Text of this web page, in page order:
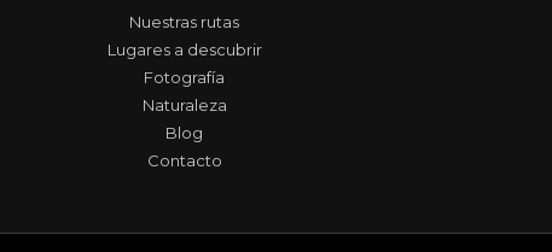
Nuestras rutas
Lugares a descubrir
Fotografía
Naturaleza
Blog
Contacto